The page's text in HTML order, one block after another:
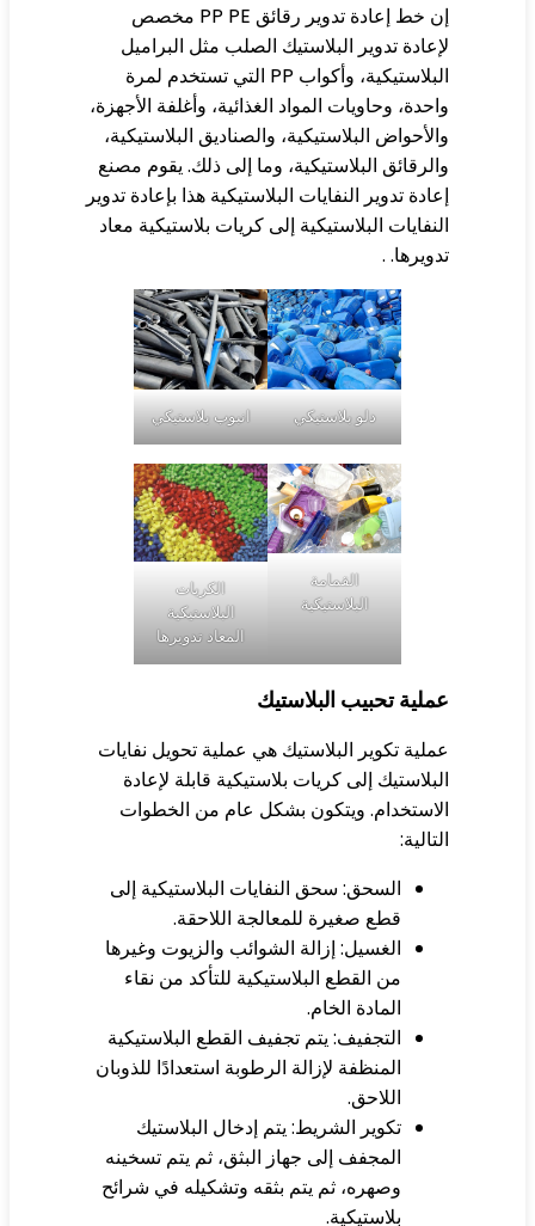
إن خط إعادة تدوير رقائق PP PE مخصص
تدوير البلاستيك الصلب مثل البراميل
البلاستيكية، وأكواب PP التي تستخدم لمرة
وحاويات المواد الغذائية، وأغلفة الأجهزة،
البلاستيكية، والصناديق البلاستيكية،
البلاستيكية، وما إلى ذلك. يقوم مصنع
تدوير النفايات البلاستيكية هذا بإعادة تدوير
البلاستيكية إلى كريات بلاستيكية معاد
دلو بلاستيكي انبوب بلاستيكي
الكريات
البلاستيكية
تحبيب البلاستيك
تكوير البلاستيك هي عملية تحويل نفايات
إلى كريات بلاستيكية قابلة لإعادة
ويتكون بشكل عام من الخطوات
السحق: سحق النفايات البلاستيكية إلى
قطع صغيرة للمعالجة اللاحقة.
الغسيل: إزالة الشوائب والزيوت وغيرها
من القطع البلاستيكية للتأكد من نقاء
التجفيف: يتم تجفيف القطع البلاستيكية
المنظفة لإزالة الرطوبة استعدادًا للذوبان
تكوير الشريط: يتم إدخال البلاستيك
المجفف إلى جهاز البثق، ثم يتم تسخينه
وصهره، ثم يتم بثقه وتشكيله في شرائح